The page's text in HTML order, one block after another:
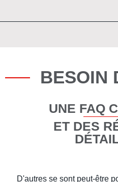
BESOIN
UNE FAQ
ET DES
D'autres se sont peut-être